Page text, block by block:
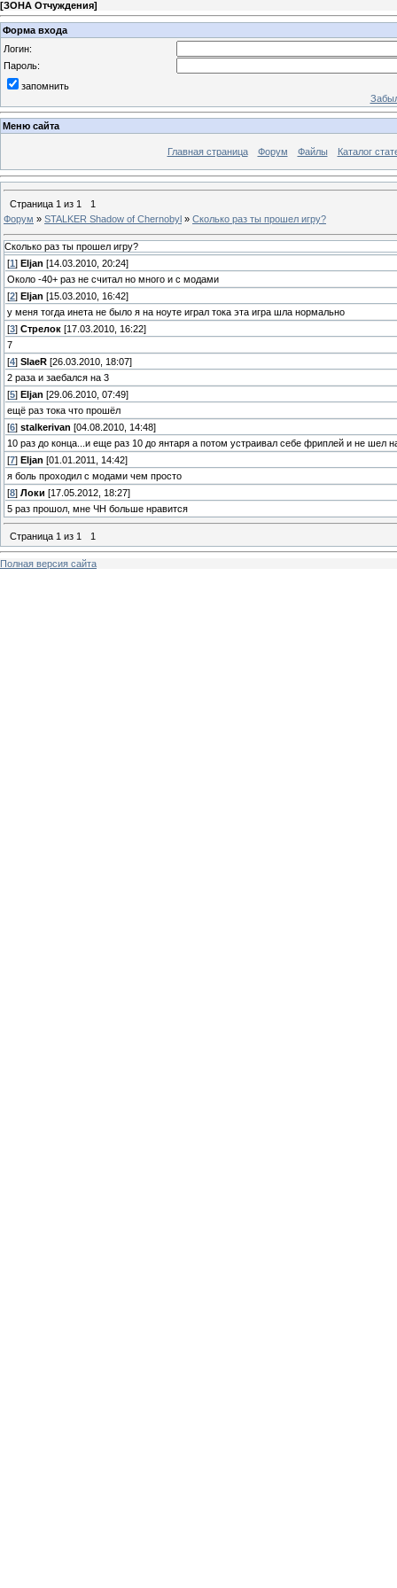
[ЗОНА Отчуждения]
Форма входа
Логин:
Пароль:
запомнить
Меню сайта
Главная страница Форум Файлы Каталог
Страница 1 из 1
1
Форум » STALKER Shadow of Chernobyl » Сколько раз ты прошел игру?
Сколько раз ты прошел игру?
[1 ] Eljan [14.03.2010, 20:24]
Около -40+ раз не считал но много и с модами
[2] Eljan [15.03.2010, 16:42]
у меня тогда инета не было я на ноуте играл тока эта игра шла нормально
[3] Стрелок [17.03.2010, 16:22]
7
[4] SlaeR [26.03.2010, 18:07]
2 раза и заебался на 3
[5] Eljan [29.06.2010, 07:49]
ещё раз тока что прошёл
[6] stalkerivan [04.08.2010, 14:48]
10 раз до конца...и еще раз 10 до янтаря а потом устраивал себе фриплей и не шел
[7] Eljan [01.01.2011, 14:42]
я боль проходил с модами чем просто
[8] Локи [17.05.2012, 18:27]
5 раз прошол, мне ЧН больше нравится
Страница 1 из 1 1
Полная версия сайта